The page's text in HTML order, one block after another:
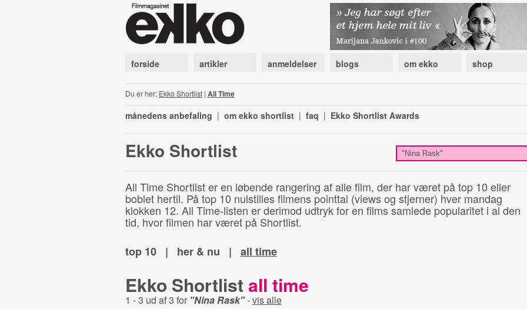
forside artikler anmeldelser blogs om ekko shop
Du er her: Ekko Shortlist| All Time
månedens anbefaling | om ekko shortlist | faq | Ekko Shortlist Awards
Ekko Shortlist
All Time Shortlist er en løbende rangering af alle film, der har været på top 10 eller
boblet hertil. På top 10 nulstilles filmens pointtal (views og stjerner) hver mandag
klokken 12. All Time-listen er derimod udtryk for en films samlede popularitet i al den
tid, hvor filmen har været på Shortlist.
top 10
| her & nu | all time
Ekko Shortlist all time
1 - 3 ud af 3 for "Nina Rask"-vis alle